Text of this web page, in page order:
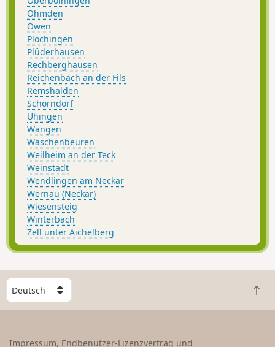
Ohmden
Owen
Plochingen
Plüderhausen
Rechberghausen
Reichenbach an der Fils
Remshalden
Schorndorf
Uhingen
Wangen
Wäschenbeuren
Weilheim an der Teck
Weinstadt
Wendlingen am Neckar
Wernau (Neckar)
Wiesensteig
Winterbach
Zell unter Aichelberg
W
ä
h
Z
u
Impressum, Endbenutzer-Lizenzvertrag und